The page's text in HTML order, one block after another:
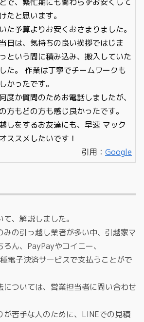
たと思います。
た予算よりお安くおさまりました。
日は、気持ちの良い挨拶ではじま
という間に積み込み、搬入していた
た。 作業は丁寧でチームワークも
かったです。
度か質問のためお電話しましたが、
方もどの方も感じ良かったです。
しをするお友達にも、早速 マック
ススメしたいです！
引用： Google
、解説しました。
みの引っ越し業者が多い中、引越家マ
ん、PayPayやコイニー、
電子決済サービスで支払うことがで
については、営業担当者に問い合わせ
が苦手な人のために、LINEでの見積